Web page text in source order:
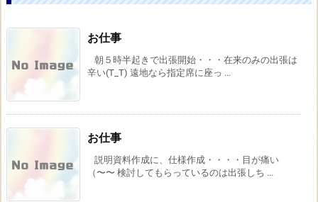
お仕事
朝５時半起きで出張開始・・・在来のみの出張は
辛い(T_T) 遠地なら指定席に座っ ...
お仕事
説明資料作成に、仕様作成・・・・目が痛い
（〜〜 検討してもらっているのは出張しち ...